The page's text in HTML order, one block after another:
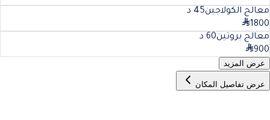
معالج الكولاجين45 د
1800
معالج بروتين60 د
900
عرض المزيد
عرض تفاصيل المكان